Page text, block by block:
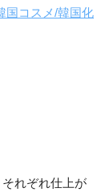
国コスメ/韓国化
れぞれ仕上が